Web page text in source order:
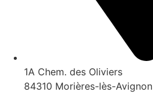
1A Chem. des Oliviers
84310 Morières-lès-Avignon